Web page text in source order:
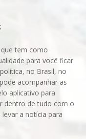
tem como
para você ficar
no Brasil, no
acompanhar as
aplicativo para
dentro de tudo com o
a notícia para